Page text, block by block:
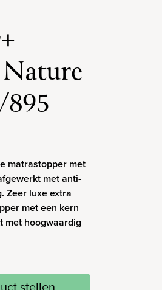
matrastopper met
met anti-
Zeer luxe extra
met een kern
met hoogwaardig